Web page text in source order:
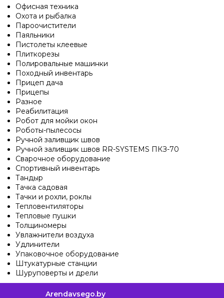
Офисная техника
Охота и рыбалка
Пароочистители
Паяльники
Пистолеты клеевые
Плиткорезы
Полировальные машинки
Походный инвентарь
Прицеп дача
Прицепы
Разное
Реабилитация
Робот для мойки окон
Роботы-пылесосы
Ручной заливщик швов
Ручной заливщик швов RR-SYSTEMS ПКЗ-70
Сварочное оборудование
Спортивный инвентарь
Тандыр
Тачка садовая
Тачки и рохли, роклы
Тепловентиляторы
Тепловые пушки
Толщиномеры
Увлажнители воздуха
Удлинители
Упаковочное оборудование
Штукатурные станции
Шуруповерты и дрели
Arendavsego.by